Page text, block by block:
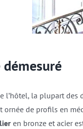
l’hôtel, la plupart des
ornée de profils en
en bronze et acier